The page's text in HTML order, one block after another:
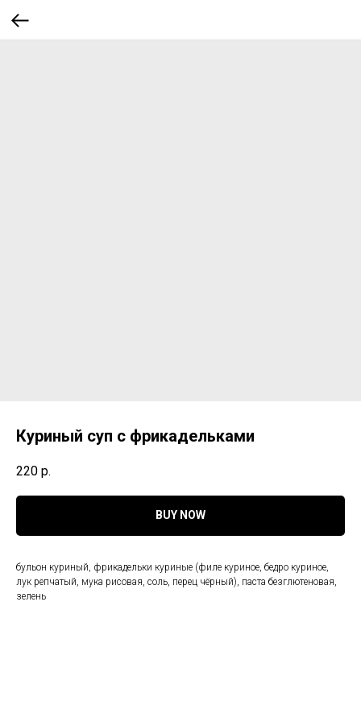
Куриный суп с фрикадельками
220 р.
BUY NOW
бульон куриный, фрикадельки куриные (филе куриное, бедро куриное,
лук репчатый, мука рисовая, соль, перец чёрный), паста безглютеновая,
зелень